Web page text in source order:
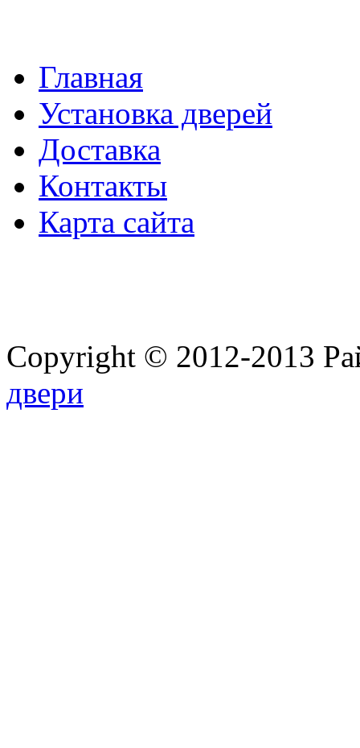
Главная
Установка дверей
Доставка
Контакты
Карта сайта
Copyright © 2012-2013
двери